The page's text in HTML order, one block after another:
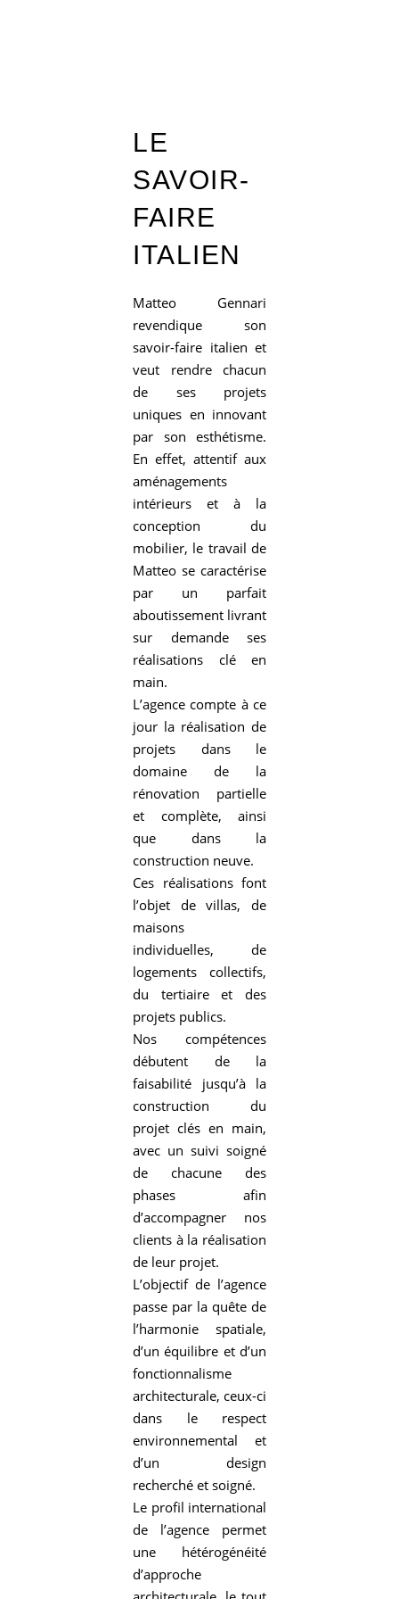
LE
SAVOIR-
FAIRE
ITALIEN
Matteo Gennari
revendique son
savoir-faire italien et
veut rendre chacun
de ses projets
uniques en innovant
par son esthétisme.
En effet, attentif aux
aménagements
intérieurs et à la
conception du
mobilier, le travail de
Matteo se caractérise
par un parfait
aboutissement livrant
sur demande ses
réalisations clé en
main.
L’agence compte à ce
jour la réalisation de
projets dans le
domaine de la
rénovation partielle
et complète, ainsi
que dans la
construction neuve.
Ces réalisations font
l’objet de villas, de
maisons
individuelles, de
logements collectifs,
du tertiaire et des
projets publics.
Nos compétences
débutent de la
faisabilité jusqu’à la
construction du
projet clés en main,
avec un suivi soigné
de chacune des
phases afin
d’accompagner nos
clients à la réalisation
de leur projet.
L’objectif de l’agence
passe par la quête de
l’harmonie spatiale,
d’un équilibre et d’un
fonctionnalisme
architecturale, ceux-ci
dans le respect
environnemental et
d’un design
recherché et soigné.
Le profil international
de l’agence permet
une hétérogénéité
d’approche